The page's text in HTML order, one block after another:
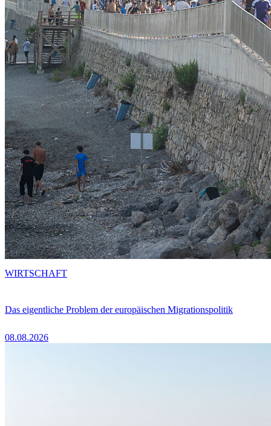
Das eigentliche Problem der europäischen Migrationspolitik
08.08.2026
WIRTSCHAFT